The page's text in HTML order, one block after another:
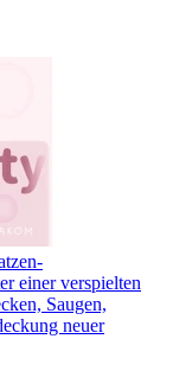
einer verspielten
Saugen,
neuer